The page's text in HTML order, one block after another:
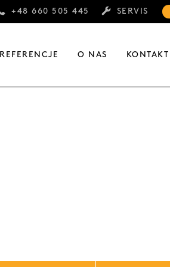
+48 660 505 445 SERVIS
REFERENCJE O NAS KONTAKT